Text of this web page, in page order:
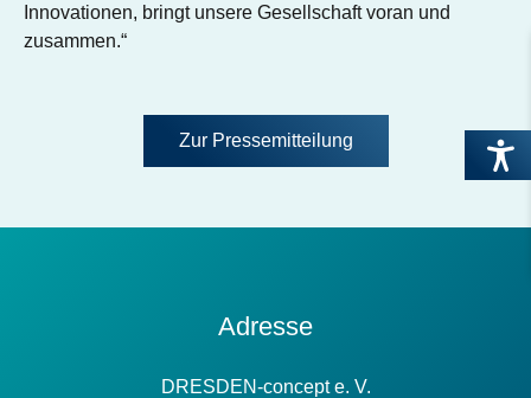
Innovationen, bringt unsere Gesellschaft voran und
zusammen.“
Zur Pressemitteilung
Adresse
DRESDEN-concept e. V.